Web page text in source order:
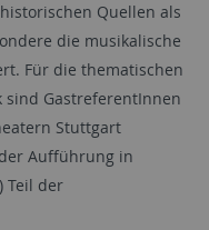
Quellen als
die musikalische
Für die thematischen
GastreferentInnen
Stuttgart
Aufführung in
Teil der